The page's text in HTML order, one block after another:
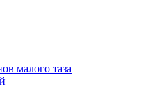
малого таза